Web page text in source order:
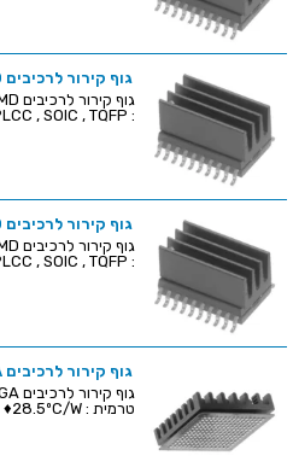
גוף קירור לרכיבים CASE F 21MM - SMD
: PLCC , SOIC , TQFP ♦ התנג...
גוף קירור לרכיבים CASE F 26MM - SMD
: PLCC , SOIC , TQFP ♦ התנג...
גוף קירור לרכיבים 10X10X10MM - BGA
טרמית : 28.5ºC/W♦ חומר הגוף קירור : א...